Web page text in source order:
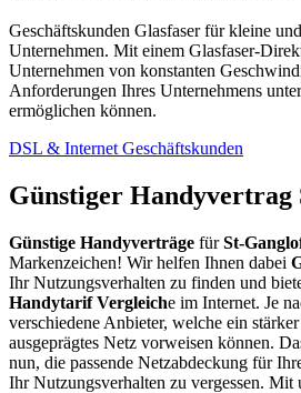
Geschäftskunden Glasfaser für kleine
Unternehmen. Mit einem Glasfaser-
Unternehmen von konstanten
Anforderungen Ihres Unternehmens
ermöglichen können.
DSL & Internet Geschäftskunden
Günstiger Handyvertrag
Günstige Handyverträge fürSt-
Markenzeichen! Wir helfen Ihnen dabei
Ihr Nutzungsverhalten zu finden und
Handytarif Vergleiche im Internet. Je
verschiedene Anbieter, welche ein
ausgeprägtes Netz vorweisen können.
nun, die passende Netzabdeckung für
Ihr Nutzungsverhalten zu vergessen. Mit